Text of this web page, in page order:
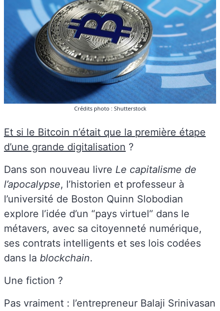
Crédits photo : Shutterstock
Et si le Bitcoin n’était que la première étape
d’une grande digitalisation ?
Dans son nouveau livre Le capitalisme de
l’apocalypse, l’historien et professeur à
l’université de Boston Quinn Slobodian
explore l’idée d’un “pays virtuel” dans le
métavers, avec sa citoyenneté numérique,
ses contrats intelligents et ses lois codées
dans la blockchain.
Une fiction ?
Pas vraiment : l’entrepreneur Balaji Srinivasan